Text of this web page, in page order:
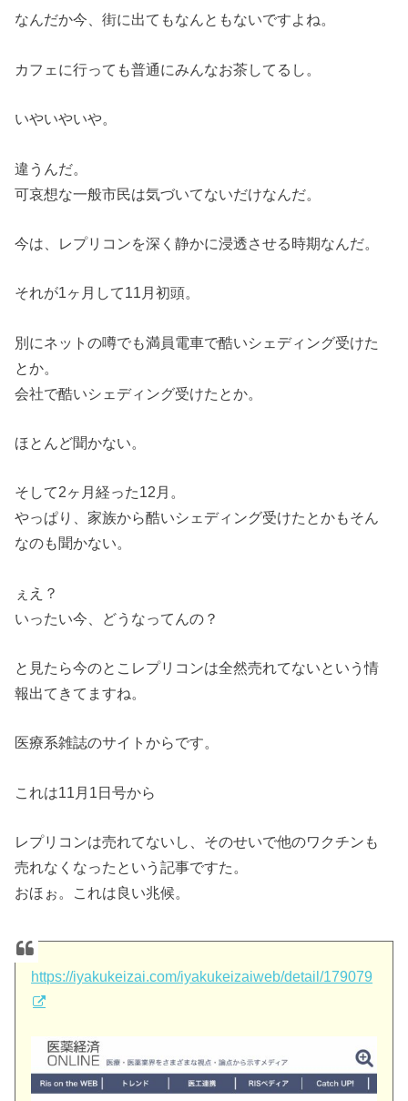
なんだか今、街に出てもなんともないですよね。
カフェに行っても普通にみんなお茶してるし。
いやいやいや。
違うんだ。
可哀想な一般市民は気づいてないだけなんだ。
今は、レプリコンを深く静かに浸透させる時期なんだ。
それが1ヶ月して11月初頭。
別にネットの噂でも満員電車で酷いシェディング受けた
とか。
会社で酷いシェディング受けたとか。
ほとんど聞かない。
そして2ヶ月経った12月。
やっぱり、家族から酷いシェディング受けたとかもそん
なのも聞かない。
ぇえ？
いったい今、どうなってんの？
と見たら今のとこレプリコンは全然売れてないという情
報出てきてますね。
医療系雑誌のサイトからです。
これは11月1日号から
レプリコンは売れてないし、そのせいで他のワクチンも
売れなくなったという記事ですた。
おほぉ。これは良い兆候。
https://iyakukeizai.com/iyakukeizaiweb/detail/179079